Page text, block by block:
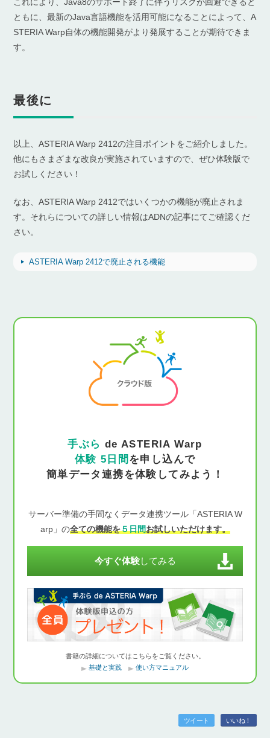
ともに、最新のJava言語機能を活用可能になることによって、A
STERIA Warp自体の機能開発がより発展することが期待できま
す。
最後に
以上、ASTERIA Warp 2412の注目ポイントをご紹介しました。
他にもさまざまな改良が実施されていますので、ぜひ体験版で
お試しください！
なお、ASTERIA Warp 2412ではいくつかの機能が廃止されま
す。それらについての詳しい情報はADNの記事にてご確認くだ
さい。
ASTERIA Warp 2412で廃止される機能
手ぶら de ASTERIA Warp
体験 5日間 を申し込んで
簡単データ連携を体験してみよう！
サーバー準備の手間なくデータ連携ツール「ASTERIA W
arp」の全ての機能を５日間お試しいただけます。
今すぐ体験してみる
書籍の詳細についてはこちらをご覧ください。
基礎と実践
使い方マニュアル
ツイート いいね！